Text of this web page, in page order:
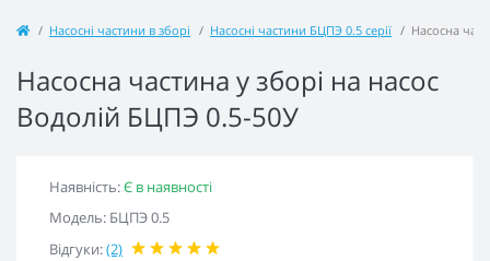
Насосні частини в зборі Насосні частини БЦПЭ 0.5 серії Насосна
Насосна частина у зборі на насос
Водолій БЦПЭ 0.5-50У
Наявність:Є в наявності
Модель: БЦПЭ 0.5
Відгуки:(2)